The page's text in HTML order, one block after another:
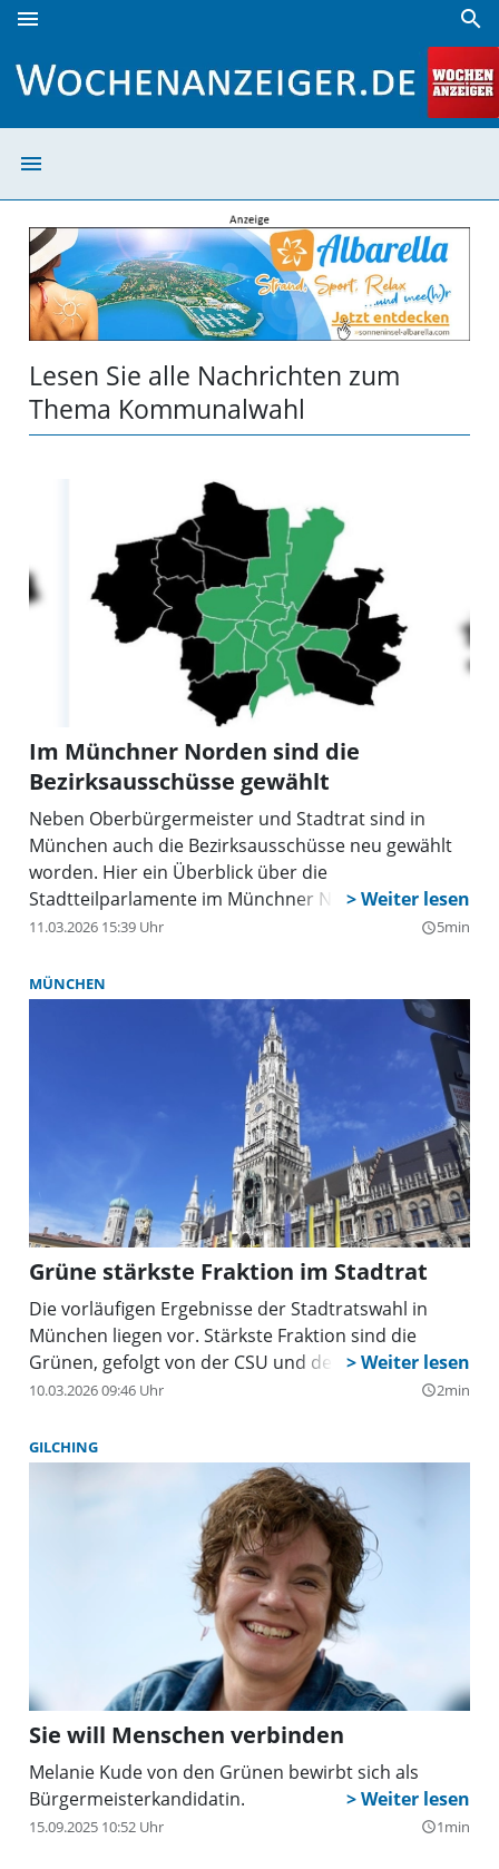
menu search
menu
Lesen Sie alle Nachrichten zum
Thema Kommunalwahl
Im Münchner Norden sind die
Bezirksausschüsse gewählt
Neben Oberbürgermeister und Stadtrat sind in
München auch die Bezirksausschüsse neu gewählt
worden. Hier ein Überblick über die
Stadtteilparlamente im Münchner Norden.
11.03.2026 15:39 Uhr query_builder5min
MÜNCHEN
Grüne stärkste Fraktion im Stadtrat
Die vorläufigen Ergebnisse der Stadtratswahl in
München liegen vor. Stärkste Fraktion sind die
Grünen, gefolgt von der CSU und der SPD.
10.03.2026 09:46 Uhr query_builder2min
GILCHING
Sie will Menschen verbinden
Melanie Kude von den Grünen bewirbt sich als
Bürgermeisterkandidatin.
15.09.2025 10:52 Uhr query_builder1min